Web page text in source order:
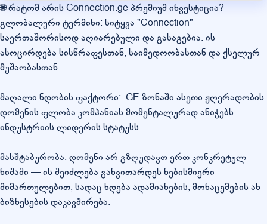
🌐 რატომ არის Connection.ge პრემიუმ ინვესტიცია?
გლობალური ტერმინი: სიტყვა "Connection"
საერთაშორისოდ აღიარებული და გასაგებია. ის
ასოცირდება სისწრაფესთან, საიმედოობასთან და ქსელურ
მუშაობასთან.
მაღალი ნდობის ფაქტორი: .GE ზონაში ასეთი ჟღერადობის
დომენის ფლობა კომპანიას მომენტალურად ანიჭებს
ინდუსტრიის ლიდერის სტატუსს.
მასშტაბურობა: დომენი არ გზღუდავთ ერთ კონკრეტულ
ნიშაში — ის შეიძლება განვითარდეს ნებისმიერი
მიმართულებით, სადაც ხდება ადამიანების, მონაცემების ან
ბიზნესების დაკავშირება.